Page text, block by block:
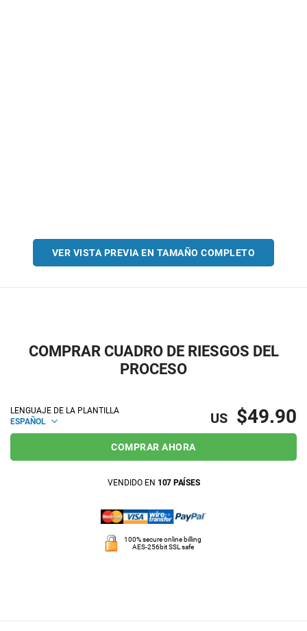
VER VISTA PREVIA EN TAMAÑO COMPLETO
COMPRAR CUADRO DE RIESGOS DEL
PROCESO
LENGUAJE DE LA PLANTILLA
ESPAÑOL
US $49.90
COMPRAR AHORA
VENDIDO EN 107 PAÍSES
100% secure online billing
AES-256bit SSL safe